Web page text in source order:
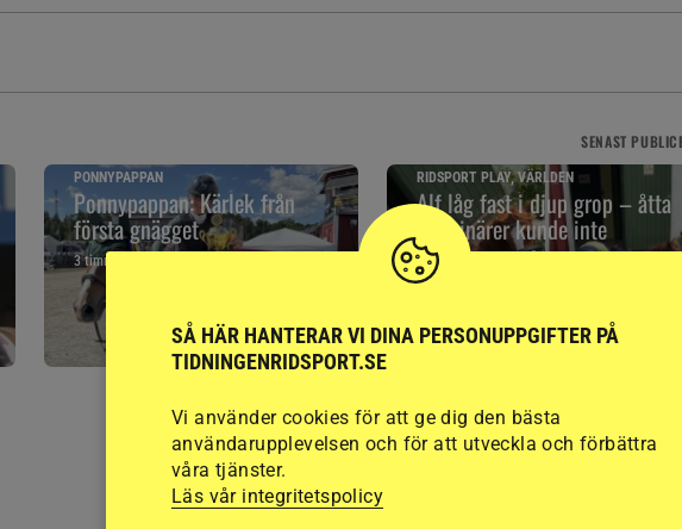
SENAST
PONNYPAPPAN
Ponnypappan: Kärlek från
första gnägget
3 timmar
RIDSPORT PLAY, VÄRLDEN
Alf låg fast i djup grop – åtta
veterinärer kunde inte
komma
6 timmar
RELATERAD LÄSNING
SÅ HÄR HANTERAR VI DINA PERSONUPPGIFTER PÅ
TIDNINGENRIDSPORT.SE
Vi använder cookies för att ge dig den bästa
användarupplevelsen och för att utveckla och förbättra
våra tjänster.
Läs vår integritetspolicy